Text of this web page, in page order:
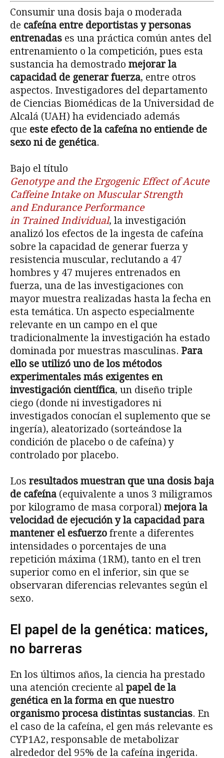
Consumir una dosis baja o moderada
de cafeína entre deportistas y personas
entrenadas es una práctica común antes del
entrenamiento o la competición, pues esta
sustancia ha demostrado mejorar la
capacidad de generar fuerza, entre otros
aspectos. Investigadores del departamento
de Ciencias Biomédicas de la Universidad de
Alcalá (UAH) ha evidenciado además
que este efecto de la cafeína no entiende de
sexo ni de genética.
Bajo el título
Genotype and the Ergogenic Effect of Acute
Caffeine Intake on Muscular Strength
and Endurance Performance
in Trained Individual, la investigación
analizó los efectos de la ingesta de cafeína
sobre la capacidad de generar fuerza y
resistencia muscular, reclutando a 47
hombres y 47 mujeres entrenados en
fuerza, una de las investigaciones con
mayor muestra realizadas hasta la fecha en
esta temática. Un aspecto especialmente
relevante en un campo en el que
tradicionalmente la investigación ha estado
dominada por muestras masculinas. Para
ello se utilizó uno de los métodos
experimentales más exigentes en
investigación científica, un diseño triple
ciego (donde ni investigadores ni
investigados conocían el suplemento que se
ingería), aleatorizado (sorteándose la
condición de placebo o de cafeína) y
controlado por placebo.
Los resultados muestran que una dosis baja
de cafeína (equivalente a unos 3 miligramos
por kilogramo de masa corporal) mejora la
velocidad de ejecución y la capacidad para
mantener el esfuerzo frente a diferentes
intensidades o porcentajes de una
repetición máxima (1RM), tanto en el tren
superior como en el inferior, sin que se
observaran diferencias relevantes según el
sexo.
El papel de la genética: matices,
no barreras
En los últimos años, la ciencia ha prestado
una atención creciente al papel de la
genética en la forma en que nuestro
organismo procesa distintas sustancias. En
el caso de la cafeína, el gen más relevante es
CYP1A2, responsable de metabolizar
alrededor del 95% de la cafeína ingerida.